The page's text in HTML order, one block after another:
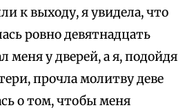
к выходу, я увидела, что
ровно девятнадцать
меня у дверей, а я, подойдя
прочла молитву деве
о том, чтобы меня